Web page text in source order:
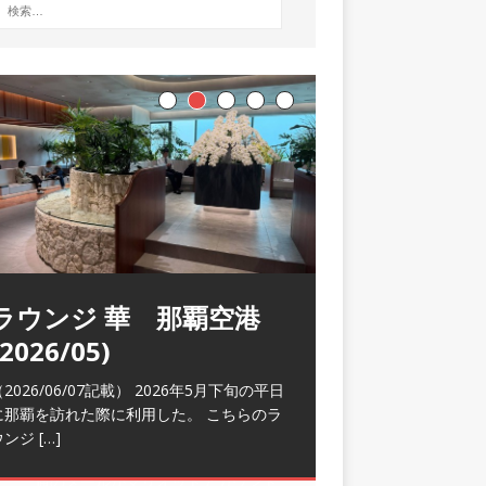
ウンジ 華 那覇空港
05)
2026/06/07記載） 2026年5月下旬の平日
那覇を訪れた際に利用した。 こちらのラ
ンジ […]